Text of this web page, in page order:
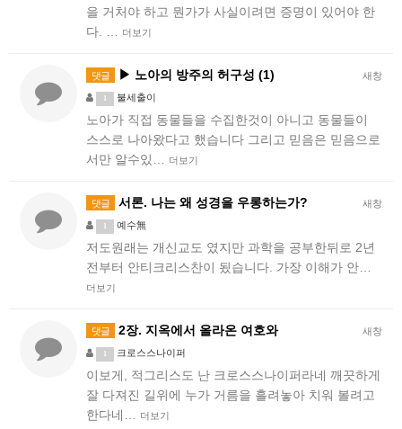
을 거처야 하고 뭔가가 사실이려면 증명이 있어야 한
다. …
더보기
새창
댓글 ▶ 노아의 방주의 허구성 (1)
불세출이
노아가 직접 동물들을 수집한것이 아니고 동물들이
스스로 나아왔다고 했습니다 그리고 믿음은 믿음으로
서만 알수있…
더보기
새창
댓글 서론. 나는 왜 성경을 우롱하는가?
예수無
저도원래는 개신교도 였지만 과학을 공부한뒤로 2년
전부터 안티크리스찬이 됬습니다. 가장 이해가 안…
더보기
새창
댓글 2장. 지옥에서 올라온 여호와
크로스스나이퍼
이보게, 적그리스도 난 크로스스나이퍼라네 깨끗하게
잘 다져진 길위에 누가 거름을 흘려놓아 치워 볼려고
한다네…
더보기